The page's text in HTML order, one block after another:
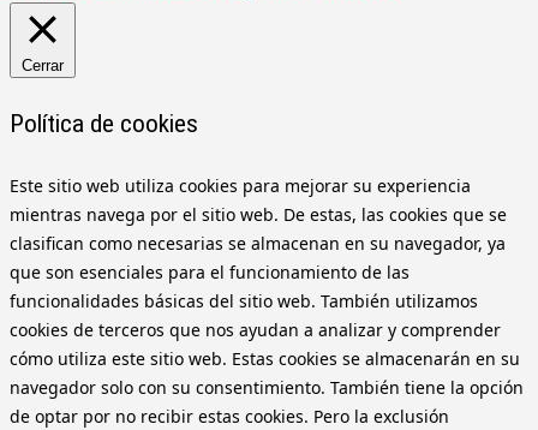
Cerrar
Política de cookies
Este sitio web utiliza cookies para mejorar su experiencia
mientras navega por el sitio web. De estas, las cookies que se
clasifican como necesarias se almacenan en su navegador, ya
que son esenciales para el funcionamiento de las
funcionalidades básicas del sitio web. También utilizamos
cookies de terceros que nos ayudan a analizar y comprender
cómo utiliza este sitio web. Estas cookies se almacenarán en su
navegador solo con su consentimiento. También tiene la opción
de optar por no recibir estas cookies. Pero la exclusión